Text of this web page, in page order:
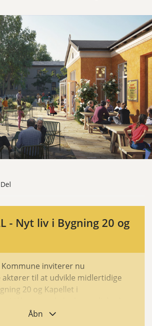
Del
- Nyt liv i Bygning 20 og
Åbn
inviterer nu
aktører til at udvikle midlertidige
20 og Kapellet i
oplevelser, i takt med at